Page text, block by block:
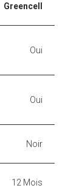
Greencell
Oui
Oui
Noir
12 Mois